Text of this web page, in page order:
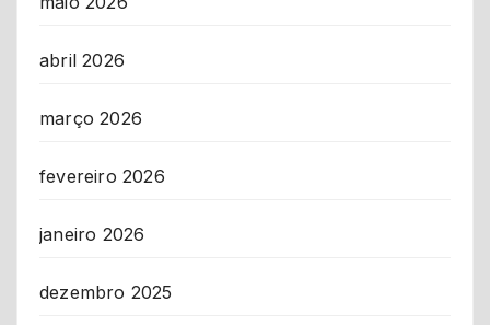
abril 2026
março 2026
fevereiro 2026
janeiro 2026
dezembro 2025